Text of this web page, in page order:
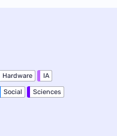
Hardware IA
Social Sciences